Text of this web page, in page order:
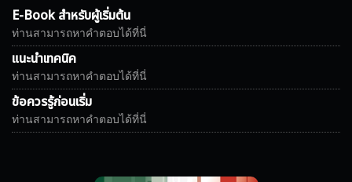
E-Book สำหรับผู้เริ่มต้น
ท่านสามารถหาคำตอบได้ที่นี่
แนะนำเทคนิค
ท่านสามารถหาคำตอบได้ที่นี่
ข้อควรรู้ก่อนเริ่ม
ท่านสามารถหาคำตอบได้ที่นี่